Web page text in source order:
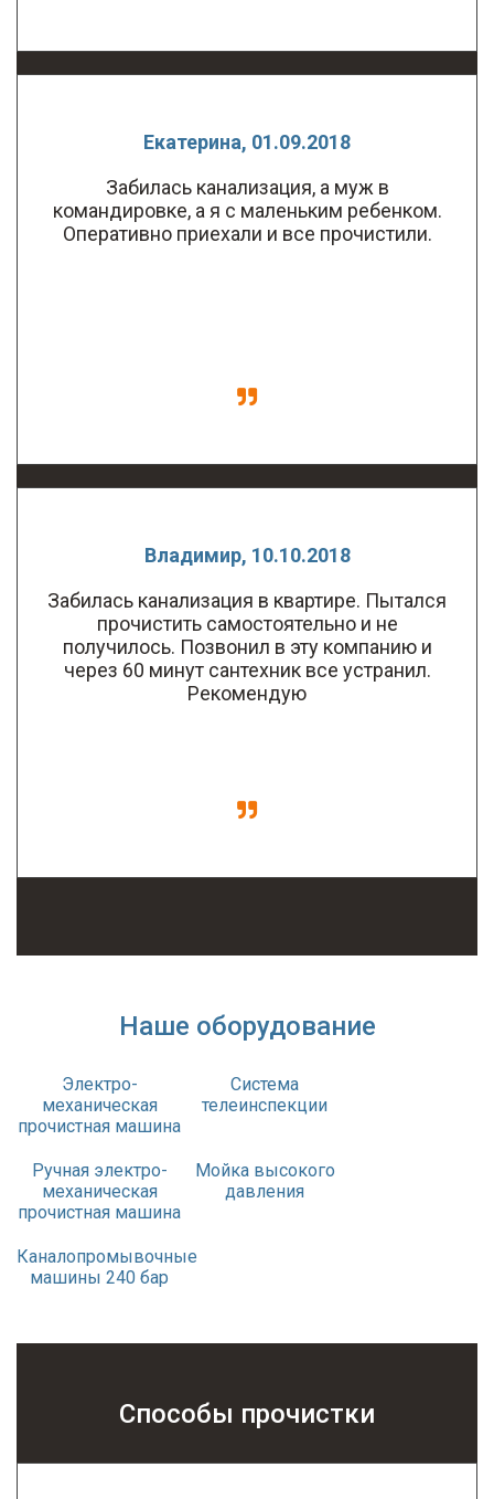
Екатерина, 01.09.2018
Забилась канализация, а муж в
командировке, а я с маленьким ребенком.
Оперативно приехали и все прочистили.
Владимир, 10.10.2018
Забилась канализация в квартире. Пытался
прочистить самостоятельно и не
получилось. Позвонил в эту компанию и
через 60 минут сантехник все устранил.
Рекомендую
Наше оборудование
Электро-
механическая
прочистная машина
Система
телеинспекции
Ручная электро-
механическая
прочистная машина
Мойка высокого
давления
Каналопромывочные
машины 240 бар
Способы прочистки